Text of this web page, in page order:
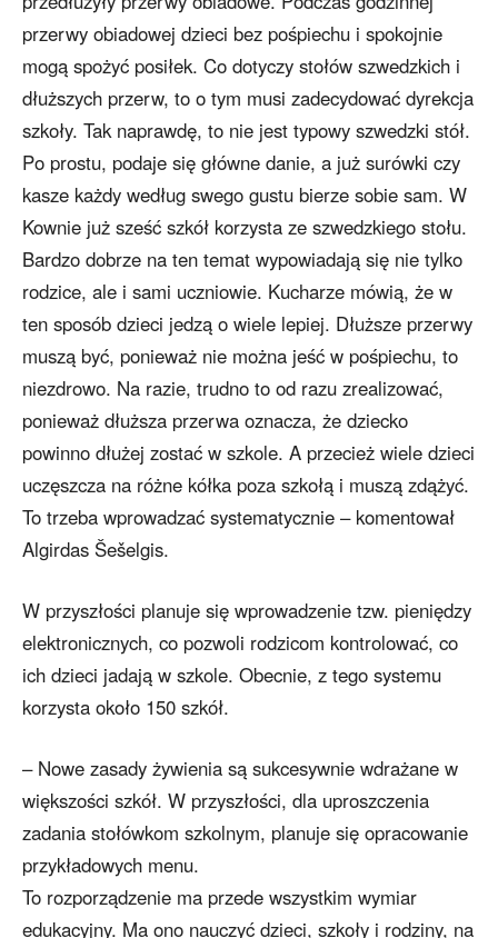
przerwy obiadowej dzieci bez pośpiechu i spokojnie
mogą spożyć posiłek. Co dotyczy stołów szwedzkich i
dłuższych przerw, to o tym musi zadecydować dyrekcja
szkoły. Tak naprawdę, to nie jest typowy szwedzki stół.
Po prostu, podaje się główne danie, a już surówki czy
kasze każdy według swego gustu bierze sobie sam. W
Kownie już sześć szkół korzysta ze szwedzkiego stołu.
Bardzo dobrze na ten temat wypowiadają się nie tylko
rodzice, ale i sami uczniowie. Kucharze mówią, że w
ten sposób dzieci jedzą o wiele lepiej. Dłuższe przerwy
muszą być, ponieważ nie można jeść w pośpiechu, to
niezdrowo. Na razie, trudno to od razu zrealizować,
ponieważ dłuższa przerwa oznacza, że dziecko
powinno dłużej zostać w szkole. A przecież wiele dzieci
uczęszcza na różne kółka poza szkołą i muszą zdążyć.
To trzeba wprowadzać systematycznie – komentował
Algirdas Šešelgis.
W przyszłości planuje się wprowadzenie tzw. pieniędzy
elektronicznych, co pozwoli rodzicom kontrolować, co
ich dzieci jadają w szkole. Obecnie, z tego systemu
korzysta około 150 szkół.
– Nowe zasady żywienia są sukcesywnie wdrażane w
większości szkół. W przyszłości, dla uproszczenia
zadania stołówkom szkolnym, planuje się opracowanie
przykładowych menu.
To rozporządzenie ma przede wszystkim wymiar
edukacyjny. Ma ono nauczyć dzieci, szkoły i rodziny, na